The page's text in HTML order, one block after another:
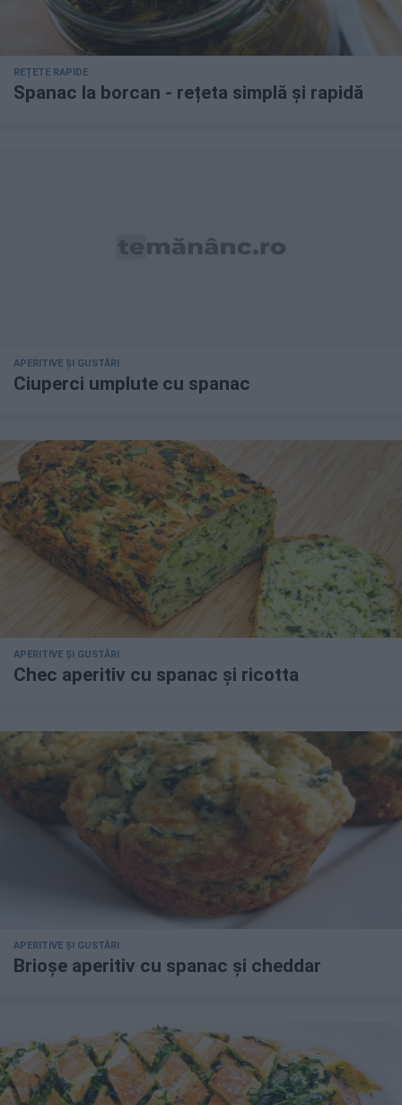
REȚETE RAPIDE
Spanac la borcan - rețeta simplă și rapidă
APERITIVE ȘI GUSTĂRI
Ciuperci umplute cu spanac
APERITIVE ȘI GUSTĂRI
Chec aperitiv cu spanac și ricotta
APERITIVE ȘI GUSTĂRI
Brioșe aperitiv cu spanac și cheddar